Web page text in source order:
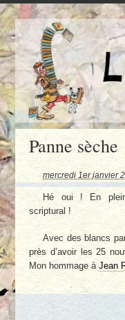
Panne sèche
mercredi 1er janvier
Hé oui ! En
scriptural !
Avec des blancs
près d’avoir les 25
Mon hommage àJean